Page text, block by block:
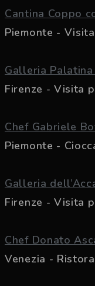
Cantina Coppo
Piemonte -
Galleria
Firenze - Visita
Chef Gabriele
Piemonte -
Galleria
Firenze - Visita
Chef Donato
Venezia -